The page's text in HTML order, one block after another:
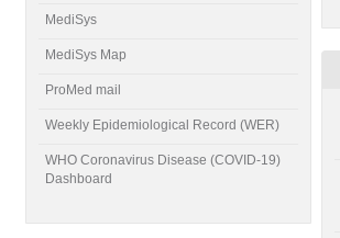
MediSys
MediSys Map
ProMed mail
Weekly Epidemiological Record (WER)
WHO Coronavirus Disease (COVID-19)
Dashboard